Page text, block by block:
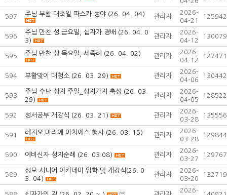
597 주님 부활 대축일 파스카 성야 (26. 04. 04) 관리자
2026-
04-21
125942
596
주님 만찬 성 금요일, 십자가 경배 (26. 04. 0
3)
관리자
2026-
04-12
130079
595 주님 만찬 성 목요일, 세족례 (26. 04. 02) 관리자
2026-
04-12
127471
594 부활맞이 대청소 (26. 03. 29) 관리자
2026-
04-06
130442
593
주님 수난 성지 주일_성지가지 축성 (26. 03.
29)
관리자
2026-
04-05
128522
592 성서공부 개강식 (26. 03. 21) 관리자
2026-
03-28
135556
591 레지오 마리에 아치에스 행사 (26. 03. 15) 관리자
2026-
03-28
129844
590 예비신자 성지순례 (26. 03.08) 관리자
2026-
03-27
129767
589
성모 시니어 아카데미 입학 및 개강식(26. 0
3. 04)
관리자
2026-
03-20
132719
2026-